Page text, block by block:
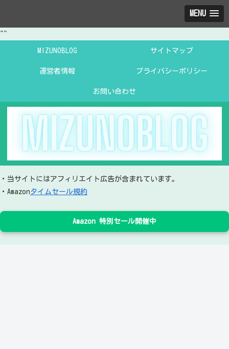
MENU
""
MIZUNOBLOG サイトマップ
運営者情報 プライバシーポリシー
お問い合わせ
・当サイトにはアフィリエイト広告が含まれています。
・Amazonタイムセール規約
Amazon 特別セール開催中